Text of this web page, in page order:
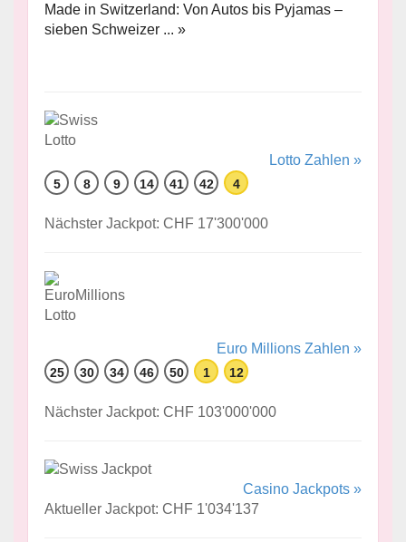
Made in Switzerland: Von Autos bis Pyjamas –
sieben Schweizer ... »
Lotto Zahlen »
5 8 9 14 41 42 4
Nächster Jackpot: CHF 17'300'000
Euro Millions Zahlen »
25 30 34 46 50 1 12
Nächster Jackpot: CHF 103'000'000
Casino Jackpots »
Aktueller Jackpot: CHF 1'034'137